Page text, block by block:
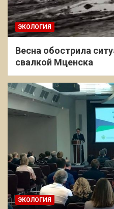
ЭКОЛОГИЯ
Весна обострила
свалкой Мценска
ЭКОЛОГИЯ